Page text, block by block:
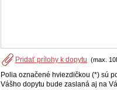
Pridať prílohy k dopytu (max.
Polia označené hviezdičkou (*) sú
Vášho dopytu bude zaslaná aj na